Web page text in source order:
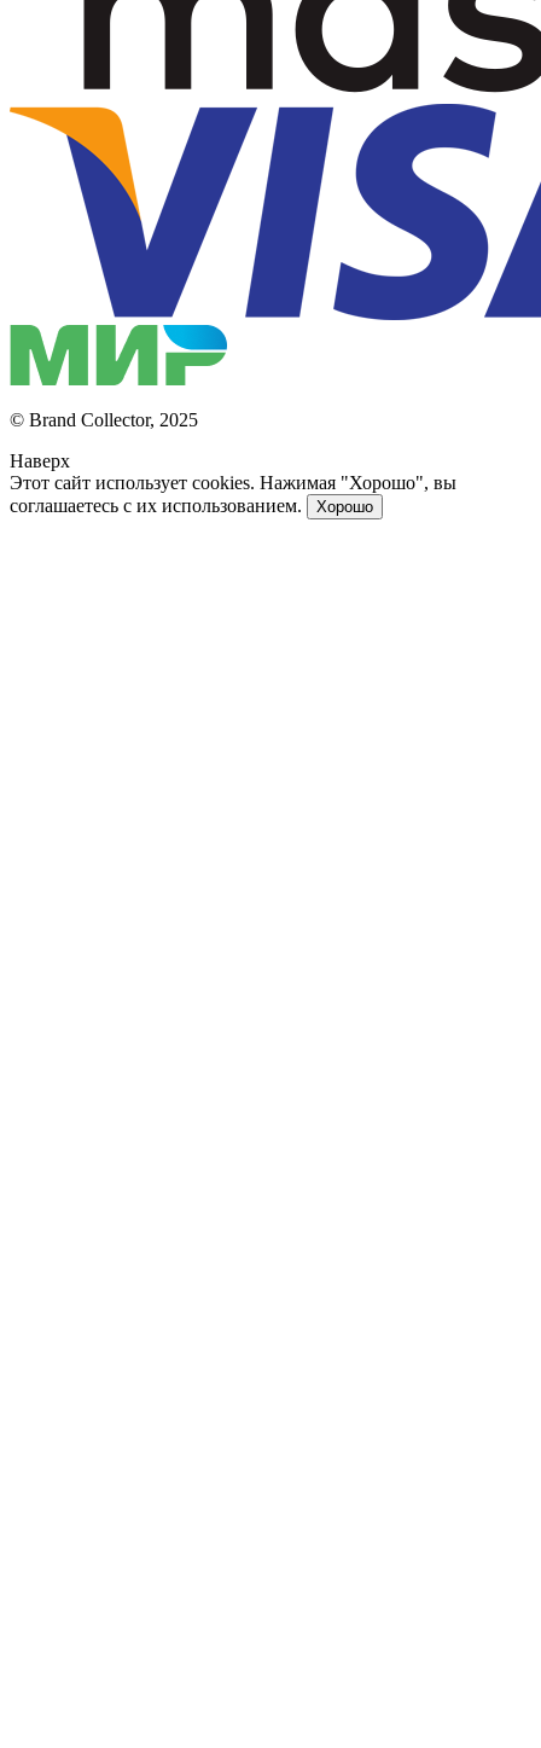
© Brand Collector, 2025
Наверх
Этот сайт использует cookies. Нажимая "Хорошо", вы
соглашаетесь с их использованием.
Хорошо